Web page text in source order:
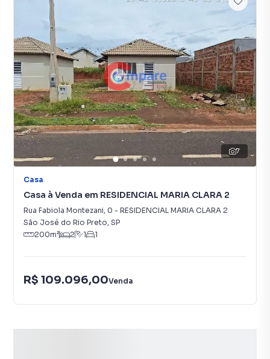
7
Casa
Casa à Venda em RESIDENCIAL MARIA CLARA 2
Rua Fabiola Montezani, 0 - RESIDENCIAL MARIA CLARA 2
São José do Rio Preto, SP
200m² 2 1 1
R$ 109.096,00Venda